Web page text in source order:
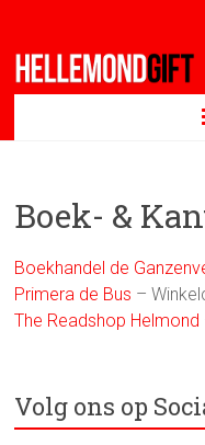
inhoud
Boek- &
Boekhandel de
Primera de Bus –
The Readshop Helmond
Volg ons op